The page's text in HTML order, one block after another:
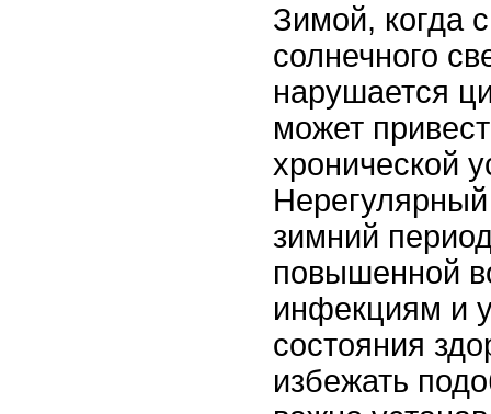
Зимой, когда
солнечного
нарушается
может
хронической
зимний
повышенной
инфекциям и
состояния
избежать